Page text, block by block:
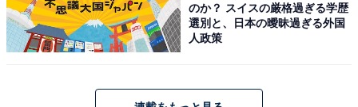
インチ シルバー WXGA ルームランプあり カロッツェリア
のか？ スイスの厳格過ぎる学歴
選別と、日本の曖昧過ぎる外国
人政策